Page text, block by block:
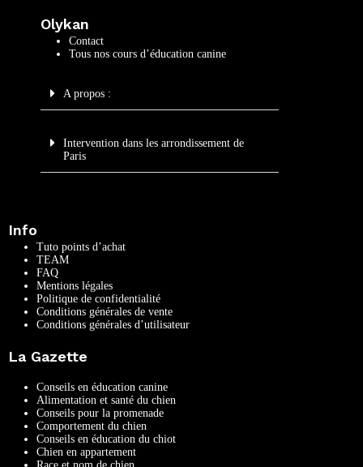
Olykan
Contact
Tous nos cours d’éducation canine
A propos :
Intervention dans les arrondissement de
Paris
Info
Tuto points d’achat
TEAM
FAQ
Mentions légales
Politique de confidentialité
Conditions générales de vente
Conditions générales d’utilisateur
La Gazette
Conseils en éducation canine
Alimentation et santé du chien
Conseils pour la promenade
Comportement du chien
Conseils en éducation du chiot
Chien en appartement